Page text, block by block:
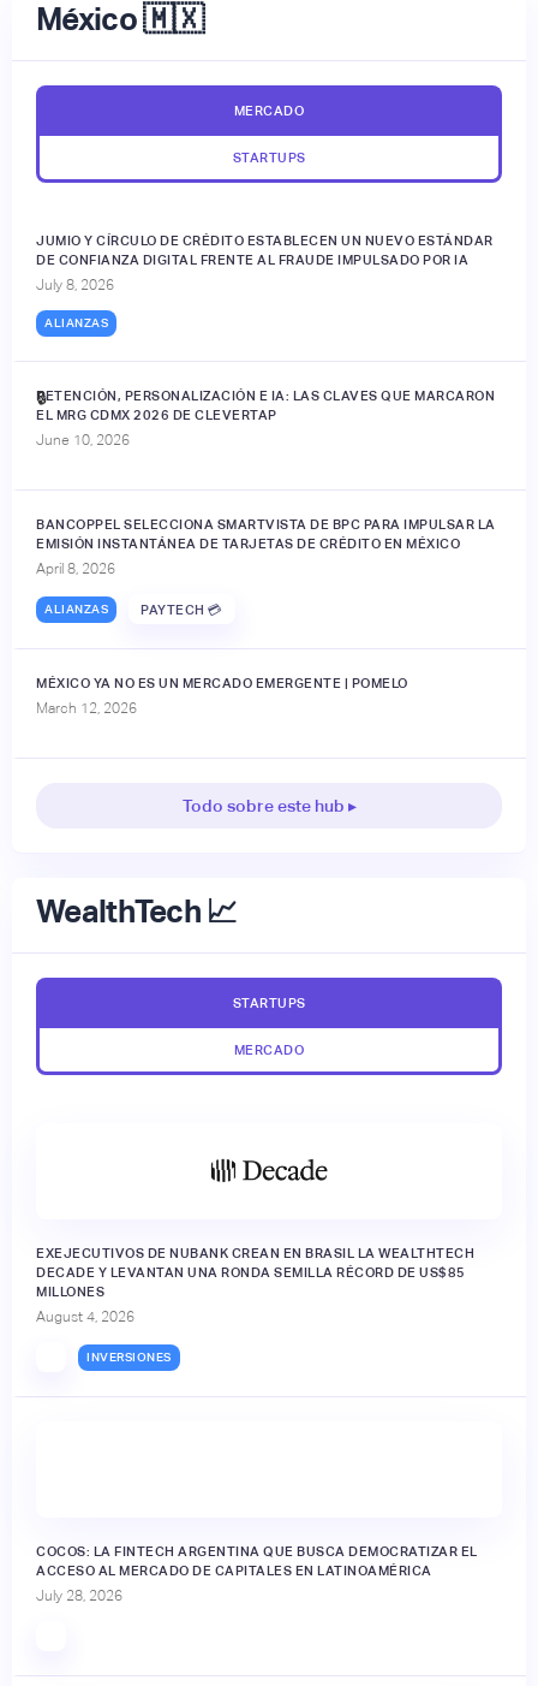
México 🇲🇽
MERCADO
STARTUPS
JUMIO Y CÍRCULO DE CRÉDITO ESTABLECEN UN NUEVO ESTÁNDAR
DE CONFIANZA DIGITAL FRENTE AL FRAUDE IMPULSADO POR IA
July 8, 2026
ALIANZAS
RETENCIÓN, PERSONALIZACIÓN E IA: LAS CLAVES QUE MARCARON
EL MRG CDMX 2026 DE CLEVERTAP
June 10, 2026
🔒
BANCOPPEL SELECCIONA SMARTVISTA DE BPC PARA IMPULSAR LA
EMISIÓN INSTANTÁNEA DE TARJETAS DE CRÉDITO EN MÉXICO
April 8, 2026
ALIANZAS PAYTECH 💳
MÉXICO YA NO ES UN MERCADO EMERGENTE | POMELO
March 12, 2026
Todo sobre este hub ▸
WealthTech 📈
STARTUPS
MERCADO
EXEJECUTIVOS DE NUBANK CREAN EN BRASIL LA WEALTHTECH
DECADE Y LEVANTAN UNA RONDA SEMILLA RÉCORD DE US$85
MILLONES
August 4, 2026
INVERSIONES
COCOS: LA FINTECH ARGENTINA QUE BUSCA DEMOCRATIZAR EL
ACCESO AL MERCADO DE CAPITALES EN LATINOAMÉRICA
July 28, 2026